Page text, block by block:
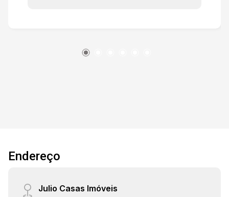
care, brinquedoteca com espaço de games,
salão de jogos e sauna. Situado em uma das
regiões mais valorizadas de Sorocaba, o
localização, próximo ao Shopping Iguatemi,
Endereço
Julio Casas Imóveis